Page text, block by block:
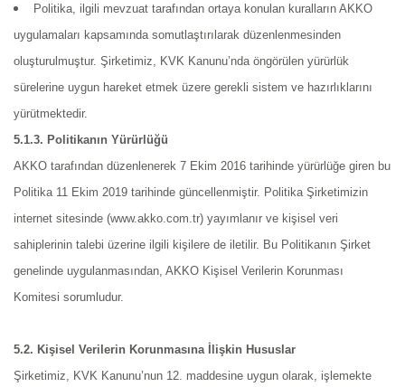
Politika, ilgili mevzuat tarafından ortaya konulan kuralların AKKO
uygulamaları kapsamında somutlaştırılarak düzenlenmesinden
oluşturulmuştur. Şirketimiz, KVK Kanunu’nda öngörülen yürürlük
sürelerine uygun hareket etmek üzere gerekli sistem ve hazırlıklarını
yürütmektedir.
5.1.3. Politikanın Yürürlüğü
AKKO tarafından düzenlenerek 7 Ekim 2016 tarihinde yürürlüğe giren bu
Politika 11 Ekim 2019 tarihinde güncellenmiştir. Politika Şirketimizin
internet sitesinde (www.akko.com.tr) yayımlanır ve kişisel veri
sahiplerinin talebi üzerine ilgili kişilere de iletilir. Bu Politikanın Şirket
genelinde uygulanmasından, AKKO Kişisel Verilerin Korunması
Komitesi sorumludur.
5.2. Kişisel Verilerin Korunmasına İlişkin Hususlar
Şirketimiz, KVK Kanunu’nun 12. maddesine uygun olarak, işlemekte